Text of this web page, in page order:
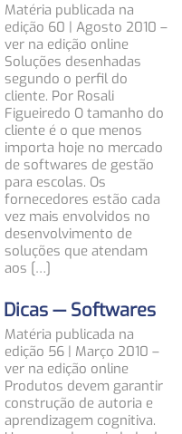
Matéria publicada na
edição 60 | Agosto 2010 –
ver na edição online
Soluções desenhadas
segundo o perfil do
cliente. Por Rosali
Figueiredo O tamanho do
cliente é o que menos
importa hoje no mercado
de softwares de gestão
para escolas. Os
fornecedores estão cada
vez mais envolvidos no
desenvolvimento de
soluções que atendam
aos […]
Dicas — Softwares
Matéria publicada na
edição 56 | Março 2010 –
ver na edição online
Produtos devem garantir
construção de autoria e
aprendizagem cognitiva.